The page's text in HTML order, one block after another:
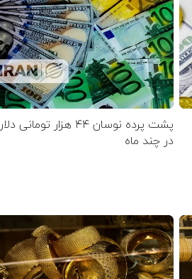
پشت پرده نوسان ۴۴ هزار تومانی دلار
در چند ماه